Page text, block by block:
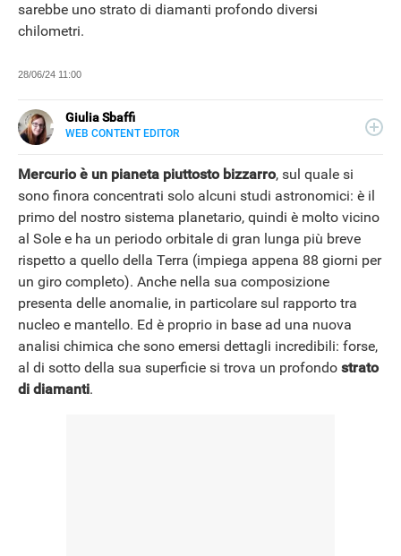
sarebbe uno strato di diamanti profondo diversi
chilometri.
28/06/24 11:00
Giulia Sbaffi
WEB CONTENT EDITOR
LINKEDIN
ne ho memoria. Curiosa per natura, mi piace tenermi
informata su ciò che accade intorno a me, dedicando
tanto tempo alla lettura (meglio se su carta).
Mercurio è un pianeta piuttosto bizzarro, sul quale si
sono finora concentrati solo alcuni studi astronomici: è il
primo del nostro sistema planetario, quindi è molto vicino
al Sole e ha un periodo orbitale di gran lunga più breve
rispetto a quello della Terra (impiega appena 88 giorni per
un giro completo). Anche nella sua composizione
presenta delle anomalie, in particolare sul rapporto tra
nucleo e mantello. Ed è proprio in base ad una nuova
analisi chimica che sono emersi dettagli incredibili: forse,
al di sotto della sua superficie si trova un profondo strato
di diamanti.